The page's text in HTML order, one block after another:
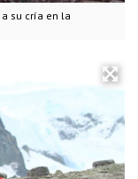
su cría en la